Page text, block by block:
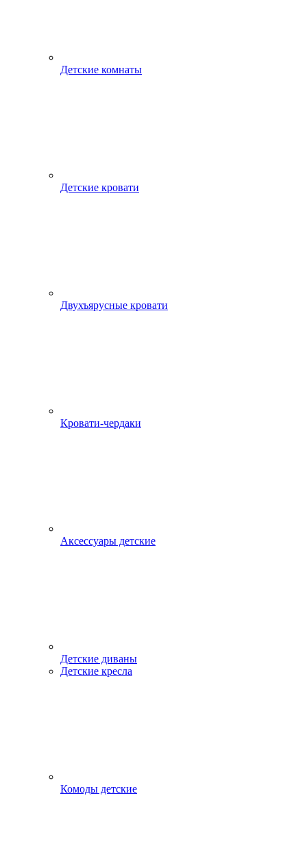
Детские комнаты
Детские кровати
Двухъярусные кровати
Кровати-чердаки
Аксессуары детские
Детские диваны
Детские кресла
Комоды детские